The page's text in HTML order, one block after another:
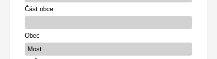
Část obce
Obec